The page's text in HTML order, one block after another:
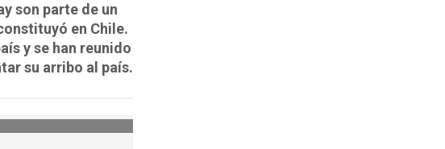
son parte de un
en Chile.
y se han reunido
su arribo al país.